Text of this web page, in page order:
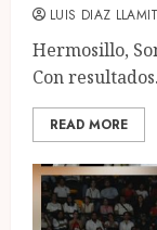
LUIS DIAZ
Hermosillo,
Con
READ MORE